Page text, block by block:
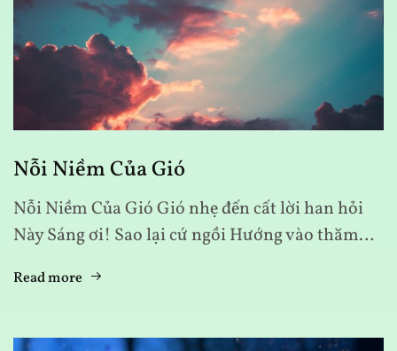
Nỗi Niềm Của Gió
Nỗi Niềm Của Gió Gió nhẹ đến cất lời han hỏi
Này Sáng ơi! Sao lại cứ ngồi Hướng vào thăm…
Read more